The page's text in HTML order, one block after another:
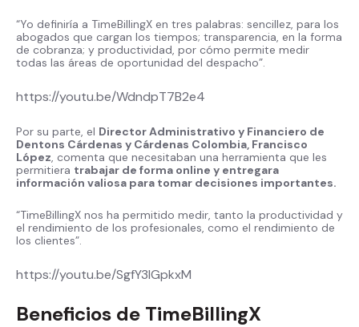
“Yo definiría a TimeBillingX en tres palabras: sencillez, para los
abogados que cargan los tiempos; transparencia, en la forma
de cobranza; y productividad, por cómo permite medir
todas las áreas de oportunidad del despacho”.
https://youtu.be/WdndpT7B2e4
Por su parte, el Director Administrativo y Financiero de
Dentons Cárdenas y Cárdenas Colombia, Francisco
López, comenta que necesitaban una herramienta que les
permitiera trabajar de forma online y entregara
información valiosa para tomar decisiones importantes.
“TimeBillingX nos ha permitido medir, tanto la productividad y
el rendimiento de los profesionales, como el rendimiento de
los clientes”.
https://youtu.be/SgfY3IGpkxM
Beneficios de TimeBillingX